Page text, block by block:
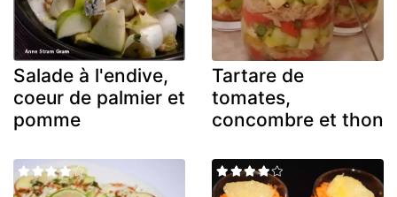
Salade à l'endive,
coeur de palmier et
pomme
Tartare de
tomates,
concombre et thon